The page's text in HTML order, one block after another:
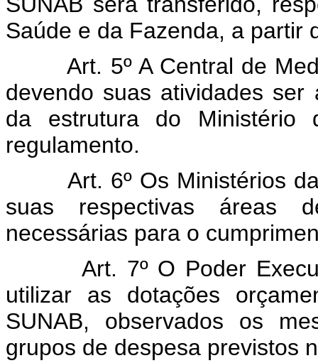
Saúde e da Fazenda, a partir
Art. 5º A Central de
devendo suas atividades ser
da estrutura do Ministério
regulamento.
Art. 6º Os Ministérios
suas respectivas áreas
necessárias para o
Art. 7º O Poder
utilizar as dotações
SUNAB, observados os
grupos de despesa previstos